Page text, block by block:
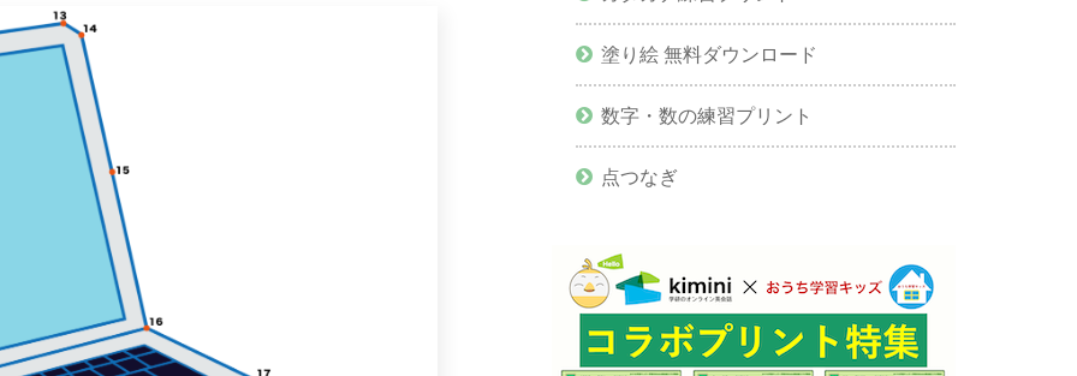
塗り絵 無料ダウンロード
数字・数の練習プリント
点つなぎ